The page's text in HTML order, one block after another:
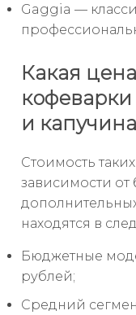
Gaggia —
Какая
и
Стоимость
зависимости
находятся в
Бюджетные
рублей;
Средний